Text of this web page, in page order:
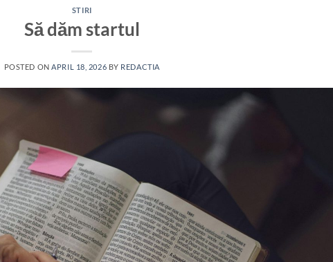
STIRI
Să dăm startul
POSTED ONAPRIL 18, 2026 BY REDACTIA